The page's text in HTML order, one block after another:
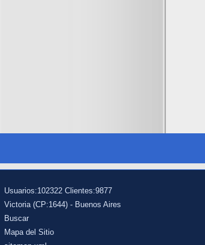
Usuarios:102322 Clientes:9877
Victoria (CP:1644) - Buenos Aires
Buscar
Mapa del Sitio